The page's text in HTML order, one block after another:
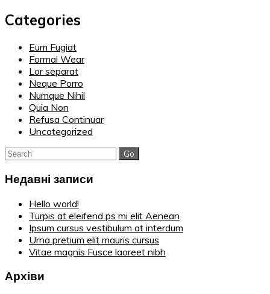
Categories
Eum Fugiat
Formal Wear
Lor separat
Neque Porro
Numque Nihil
Quia Non
Refusa Continuar
Uncategorized
Search
Недавні записи
Hello world!
Turpis at eleifend ps mi elit Aenean
Ipsum cursus vestibulum at interdum
Urna pretium elit mauris cursus
Vitae magnis Fusce laoreet nibh
Архіви